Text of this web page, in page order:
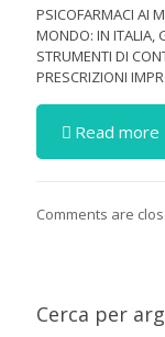
PSICOFARMACI AI
MONDO: IN ITALIA,
STRUMENTI DI
PRESCRIZIONI
Read more
Comments are
Cerca per